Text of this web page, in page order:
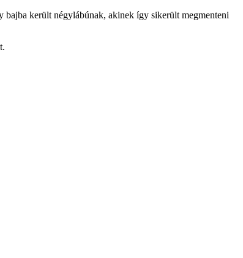
került négylábúnak, akinek így sikerült megmenteni